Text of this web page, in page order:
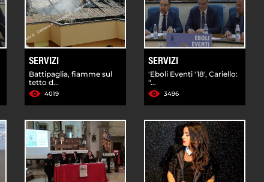
SERVIZI
Battipaglia, fiamme sul
tetto d...
4019
SERVIZI
'Eboli Eventi '18', Cariello:
"...
3496